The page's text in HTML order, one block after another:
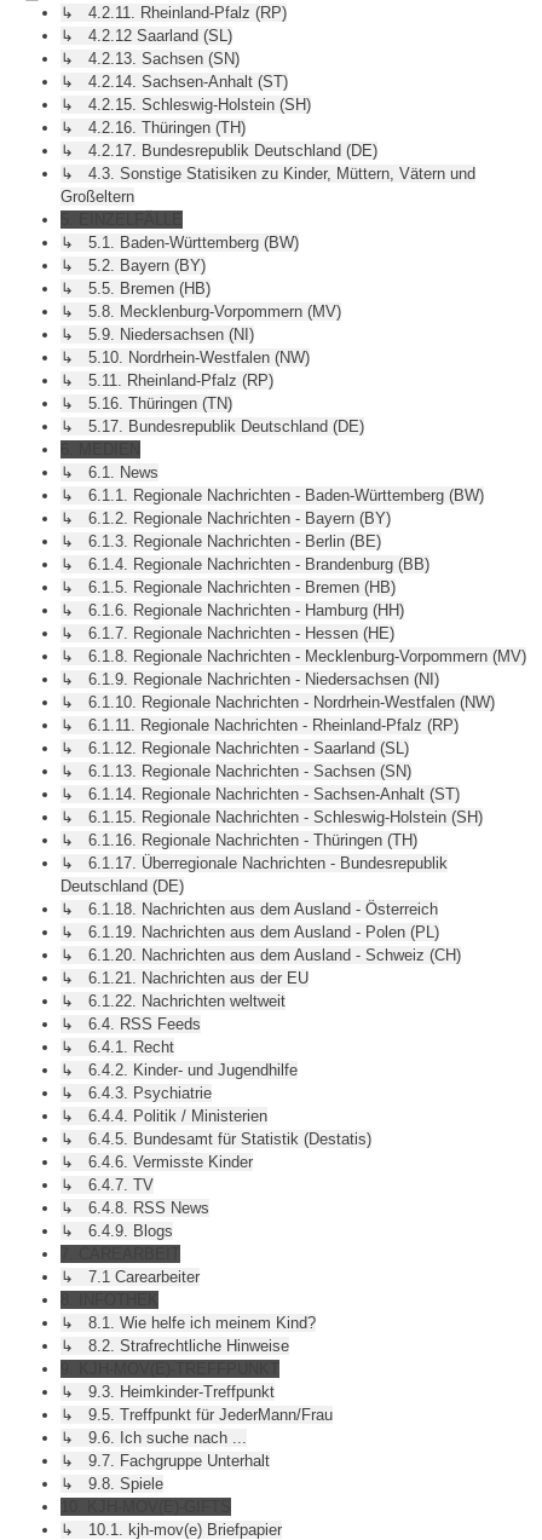
↳ 4.2.11. Rheinland-Pfalz (RP)
↳ 4.2.12 Saarland (SL)
↳ 4.2.13. Sachsen (SN)
↳ 4.2.14. Sachsen-Anhalt (ST)
↳ 4.2.15. Schleswig-Holstein (SH)
↳ 4.2.16. Thüringen (TH)
↳ 4.2.17. Bundesrepublik Deutschland (DE)
↳ 4.3. Sonstige Statisiken zu Kinder, Müttern, Vätern und
Großeltern
↳ 5.1. Baden-Württemberg (BW)
↳ 5.2. Bayern (BY)
↳ 5.5. Bremen (HB)
↳ 5.8. Mecklenburg-Vorpommern (MV)
↳ 5.9. Niedersachsen (NI)
↳ 5.10. Nordrhein-Westfalen (NW)
↳ 5.11. Rheinland-Pfalz (RP)
↳ 5.16. Thüringen (TN)
↳ 5.17. Bundesrepublik Deutschland (DE)
↳ 6.1. News
↳ 6.1.1. Regionale Nachrichten - Baden-Württemberg (BW)
↳ 6.1.2. Regionale Nachrichten - Bayern (BY)
↳ 6.1.3. Regionale Nachrichten - Berlin (BE)
↳ 6.1.4. Regionale Nachrichten - Brandenburg (BB)
↳ 6.1.5. Regionale Nachrichten - Bremen (HB)
↳ 6.1.6. Regionale Nachrichten - Hamburg (HH)
↳ 6.1.7. Regionale Nachrichten - Hessen (HE)
↳ 6.1.8. Regionale Nachrichten - Mecklenburg-Vorpommern (MV)
↳ 6.1.9. Regionale Nachrichten - Niedersachsen (NI)
↳ 6.1.10. Regionale Nachrichten - Nordrhein-Westfalen (NW)
↳ 6.1.11. Regionale Nachrichten - Rheinland-Pfalz (RP)
↳ 6.1.12. Regionale Nachrichten - Saarland (SL)
↳ 6.1.13. Regionale Nachrichten - Sachsen (SN)
↳ 6.1.14. Regionale Nachrichten - Sachsen-Anhalt (ST)
↳ 6.1.15. Regionale Nachrichten - Schleswig-Holstein (SH)
↳ 6.1.16. Regionale Nachrichten - Thüringen (TH)
↳ 6.1.17. Überregionale Nachrichten - Bundesrepublik
Deutschland (DE)
↳ 6.1.18. Nachrichten aus dem Ausland - Österreich
↳ 6.1.19. Nachrichten aus dem Ausland - Polen (PL)
↳ 6.1.20. Nachrichten aus dem Ausland - Schweiz (CH)
↳ 6.1.21. Nachrichten aus der EU
↳ 6.1.22. Nachrichten weltweit
↳ 6.4. RSS Feeds
↳ 6.4.1. Recht
↳ 6.4.2. Kinder- und Jugendhilfe
↳ 6.4.3. Psychiatrie
↳ 6.4.4. Politik / Ministerien
↳ 6.4.5. Bundesamt für Statistik (Destatis)
↳ 6.4.6. Vermisste Kinder
↳ 6.4.7. TV
↳ 6.4.8. RSS News
↳ 6.4.9. Blogs
↳ 7.1 Carearbeiter
↳ 8.1. Wie helfe ich meinem Kind?
↳ 8.2. Strafrechtliche Hinweise
↳ 9.3. Heimkinder-Treffpunkt
↳ 9.5. Treffpunkt für JederMann/Frau
↳ 9.6. Ich suche nach ...
↳ 9.7. Fachgruppe Unterhalt
↳ 9.8. Spiele
↳ 10.1. kjh-mov(e) Briefpapier